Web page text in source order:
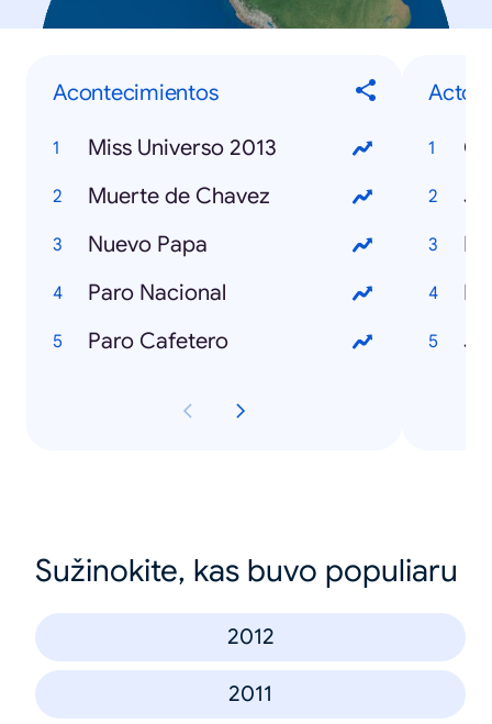
Acontecimientos
Miss Universo 2013
Muerte de Chavez
Nuevo Papa
Paro Nacional
Paro Cafetero
Sužinokite, kas buvo populiaru
2012
2011